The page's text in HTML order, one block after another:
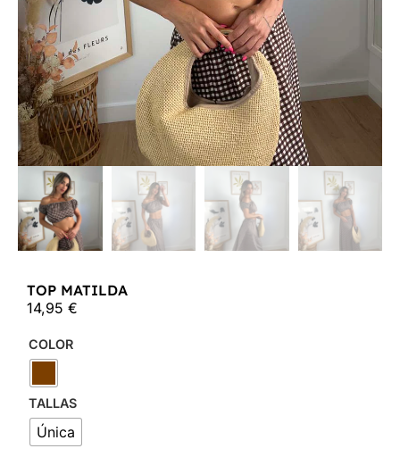
TOP MATILDA
14,95 €
COLOR
TALLAS
Única